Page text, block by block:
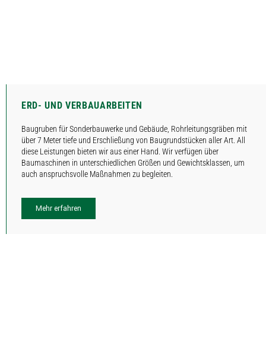
ERD- UND VERBAUARBEITEN
Baugruben für Sonderbauwerke und Gebäude, Rohrleitungsgräben mit
über 7 Meter tiefe und Erschließung von Baugrundstücken aller Art. All
diese Leistungen bieten wir aus einer Hand. Wir verfügen über
Baumaschinen in unterschiedlichen Größen und Gewichtsklassen, um
auch anspruchsvolle Maßnahmen zu begleiten.
Mehr erfahren